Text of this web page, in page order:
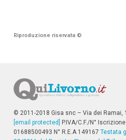
Riproduzione riservata ©
© 2011-2018 Gisa snc – Via dei Ramai,
[email protected]
P.IVA/C.F./N°
01688500493 N° R.E.A 149167 Testata